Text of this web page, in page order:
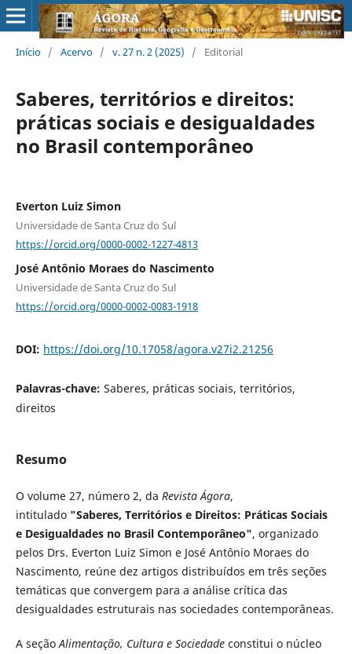
Início / Acervo / v. 27 n. 2 (2025) / Editorial
Saberes, territórios e direitos:
práticas sociais e desigualdades
no Brasil contemporâneo
Everton Luiz Simon
Universidade de Santa Cruz do Sul
https://orcid.org/0000-0002-1227-4813
José Antônio Moraes do Nascimento
Universidade de Santa Cruz do Sul
https://orcid.org/0000-0002-0083-1918
DOI: https://doi.org/10.17058/agora.v27i2.21256
Palavras-chave: Saberes, práticas sociais, territórios,
direitos
Resumo
O volume 27, número 2, da Revista Ágora,
intitulado "Saberes, Territórios e Direitos: Práticas Sociais
e Desigualdades no Brasil Contemporâneo", organizado
pelos Drs. Everton Luiz Simon e José Antônio Moraes do
Nascimento, reúne dez artigos distribuídos em três seções
temáticas que convergem para a análise crítica das
desigualdades estruturais nas sociedades contemporâneas.
A seçãoAlimentação, Cultura e Sociedadeconstitui o núcleo